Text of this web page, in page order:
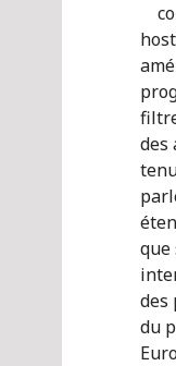
des
que
des
du